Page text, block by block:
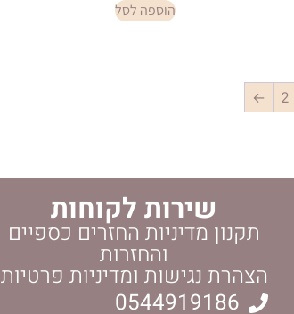
הוספה לסל
2
←
שירות לקוחות
תקנון מדיניות החזרים כספיים
והחזרות
הצהרת נגישות ומדיניות פרטיות
0544919186